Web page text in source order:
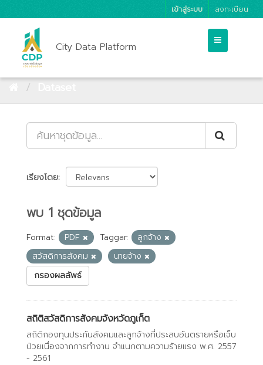
เข้าสู่ระบบ ลงทะเบียน
City Data Platform
เรียงโดย
พบ 1 ชุดข้อมูล
Format: PDF Taggar:
ลูกจ้าง
สวัสดิการสังคม
นายจ้าง
กรองผลลัพธ์
สถิติสวัสดิการสังคมจังหวัดภูเก็ต
สถิติกองทุนประกันสังคมและลูกจ้างที่ประสบอันตรายหรือเจ็บ
ป่วยเนื่องจากการทํางาน จําแนกตามความร้ายแรง พ.ศ. 2557
- 2561